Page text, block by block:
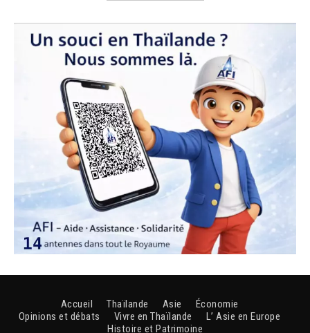
Accueil Thaïlande Asie
Économie
Opinions et débats
Vivre en Thaïlande
L’ Asie en Europe
Histoire et Patrimoine